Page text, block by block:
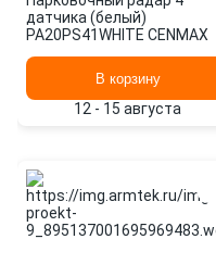
датчика (белый)
PA20PS41WHITE CENMAX
В корзину
12 - 15 августа